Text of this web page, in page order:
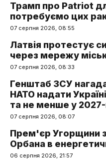
Трамп про Patriot
потребуємо цих
07 серпня 2026, 08:55
Латвія протестує
через мережу
07 серпня 2026, 08:33
Генштаб ЗСУ
НАТО надати
та не менше у
07 серпня 2026, 08:07
Прем'єр Угорщини
Орбана в
06 серпня 2026, 21:57